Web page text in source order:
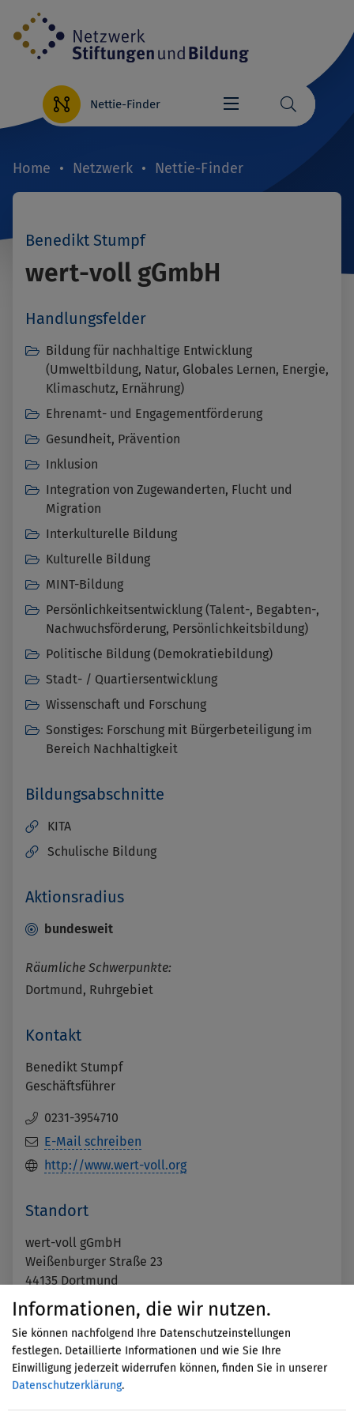
Informationen, die wir nutzen.
Sie können nachfolgend Ihre Datenschutzeinstellungen
festlegen. Detaillierte Informationen und wie Sie Ihre
Einwilligung jederzeit widerrufen können, finden Sie in unserer
Datenschutzerklärung.
Direkt
zum
Inhalt
Nettie-Finder
Home Netzwerk Nettie-Finder
Benedikt Stumpf
wert-voll gGmbH
Handlungsfelder
Bildung für nachhaltige Entwicklung
(Umweltbildung, Natur, Globales Lernen, Energie,
Klimaschutz, Ernährung)
Ehrenamt- und Engagementförderung
Gesundheit, Prävention
Inklusion
Integration von Zugewanderten, Flucht und
Migration
Interkulturelle Bildung
Kulturelle Bildung
MINT-Bildung
Persönlichkeitsentwicklung (Talent-, Begabten-,
Nachwuchsförderung, Persönlichkeitsbildung)
Politische Bildung (Demokratiebildung)
Stadt- / Quartiersentwicklung
Wissenschaft und Forschung
Sonstiges: Forschung mit Bürgerbeteiligung im
Bereich Nachhaltigkeit
Bildungsabschnitte
KITA
Schulische Bildung
Aktionsradius
bundesweit
Räumliche Schwerpunkte:
Dortmund, Ruhrgebiet
Kontakt
Benedikt Stumpf
Geschäftsführer
0231-3954710
E-Mail schreiben
http://www.wert-voll.org
Standort
wert-voll gGmbH
Weißenburger Straße 23
44135 Dortmund
Deutschland
Auf Karte anzeigen
Mit dem Aufruf der Karte erklären